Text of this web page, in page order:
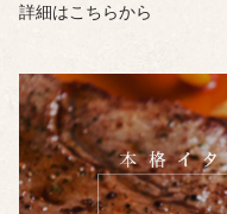
詳細はこちらから